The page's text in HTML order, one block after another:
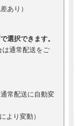
あり）
選択できます。
は通常配送をご
常配送に自動変
より変動）